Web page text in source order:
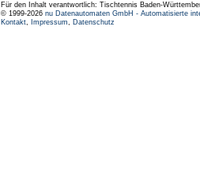
Für den Inhalt verantwortlich: Tischtennis Baden-
© 1999-2026 nu Datenautomaten GmbH - Automatisierte
Kontakt, Impressum, Datenschutz